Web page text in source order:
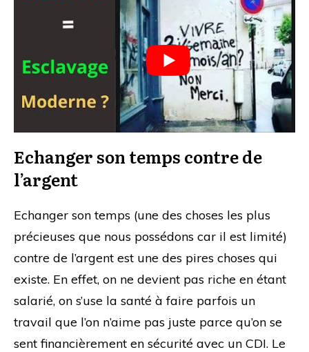
Echanger son temps contre de
l’argent
Echanger son temps (une des choses les plus
précieuses que nous possédons car il est limité)
contre de l’argent est une des pires choses qui
existe. En effet, on ne devient pas riche en étant
salarié, on s’use la santé à faire parfois un
travail que l’on n’aime pas juste parce qu’on se
sent financièrement en sécurité avec un CDI. Le